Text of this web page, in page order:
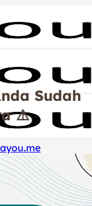
Sudah
⚠️